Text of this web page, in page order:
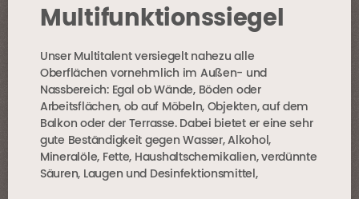
Multifunktionssiegel
Unser Multitalent versiegelt nahezu alle
Oberflächen vornehmlich im Außen- und
Nassbereich: Egal ob Wände, Böden oder
Arbeitsflächen, ob auf Möbeln, Objekten, auf dem
Balkon oder der Terrasse. Dabei bietet er eine sehr
gute Beständigkeit gegen Wasser, Alkohol,
Mineralöle, Fette, Haushaltschemikalien, verdünnte
Säuren, Laugen und Desinfektionsmittel,